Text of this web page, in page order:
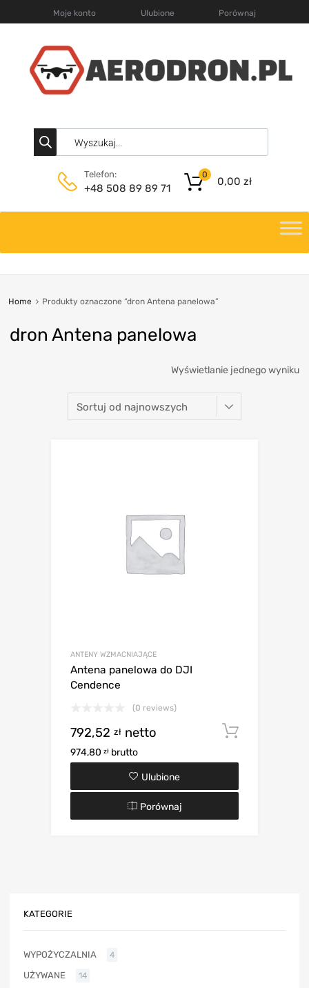
Moje konto Ulubione Porównaj
Telefon:
+48 508 89 89 71
0,00 zł
0
Home Produkty oznaczone “dron Antena panelowa”
dron Antena panelowa
Wyświetlanie jednego wyniku
ANTENY WZMACNIAJĄCE
Antena panelowa do DJI
Cendence
(0 reviews)
792,52 zł netto
974,80 zł brutto
Ulubione
Porównaj
KATEGORIE
WYPOŻYCZALNIA 4
UŻYWANE 14